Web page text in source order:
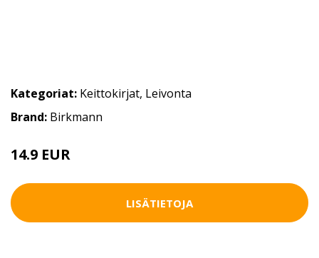
Kategoriat: Keittokirjat, Leivonta
Brand: Birkmann
14.9 EUR
LISÄTIETOJA